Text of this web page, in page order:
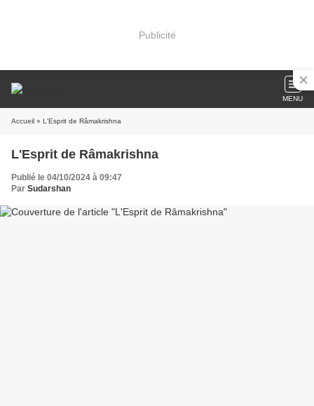
Publicité
MENU
Accueil » L'Esprit de Râmakrishna
L'Esprit de Râmakrishna
Publié le 04/10/2024 à 09:47
Par Sudarshan